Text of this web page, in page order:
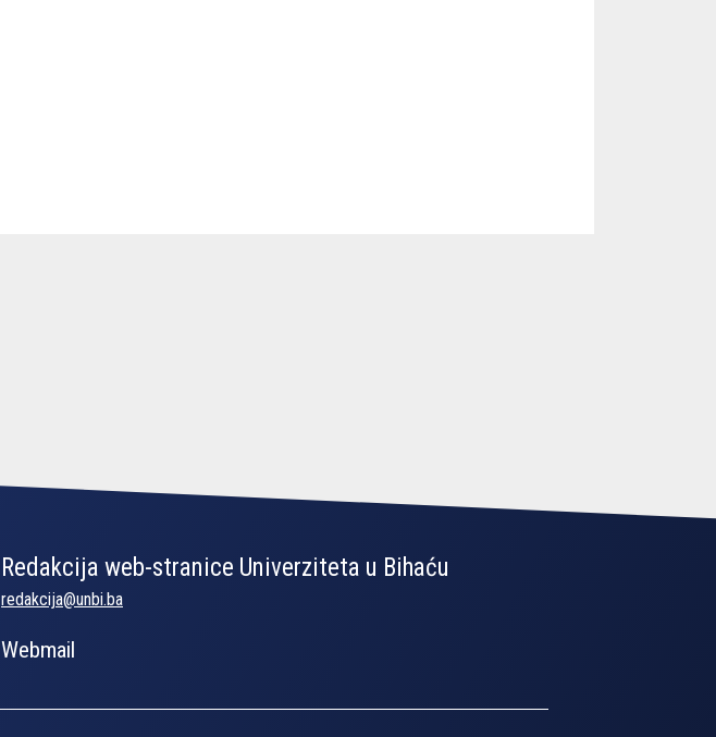
Redakcija web-stranice Univerziteta u Bihaću
redakcija@unbi.ba
Webmail